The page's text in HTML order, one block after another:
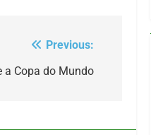
Previous:
a Copa do Mundo